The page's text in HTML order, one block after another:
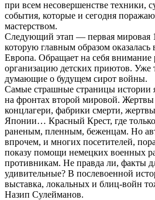
при всем несовершенстве техники,
события, которые и сегодня
мастерством.
Следующий этап — первая мировая
которую главным образом оказалась
Европа. Обращает на себя
организацию детских приютов. Уже
думающие о будущем сирот войны.
Самые страшные страницы истории
на фронтах второй мировой. Жертвы
концлагери, фабрики смерти,
Японии… Красный Крест, где
раненым, пленным, беженцам. Но
впрочем, и многих посетителей,
показу помощи немецких военных
противникам. Не правда ли, факты
удивительные? В послевоенной
выставка, локальных и блиц-войн
Назип Сулейманов.